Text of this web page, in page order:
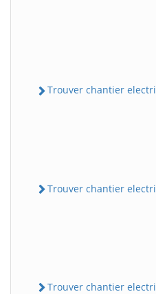
Trouver chantier
Trouver chantier
Trouver chantier